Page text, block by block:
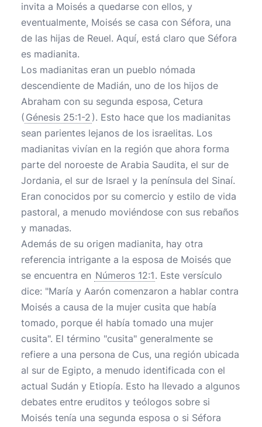
invita a Moisés a quedarse con ellos, y
eventualmente, Moisés se casa con Séfora, una
de las hijas de Reuel. Aquí, está claro que Séfora
es madianita.
Los madianitas eran un pueblo nómada
descendiente de Madián, uno de los hijos de
Abraham con su segunda esposa, Cetura
( Génesis 25:1-2 ). Esto hace que los madianitas
sean parientes lejanos de los israelitas. Los
madianitas vivían en la región que ahora forma
parte del noroeste de Arabia Saudita, el sur de
Jordania, el sur de Israel y la península del Sinaí.
Eran conocidos por su comercio y estilo de vida
pastoral, a menudo moviéndose con sus rebaños
y manadas.
Además de su origen madianita, hay otra
referencia intrigante a la esposa de Moisés que
se encuentra en Números 12:1. Este versículo
dice: "María y Aarón comenzaron a hablar contra
Moisés a causa de la mujer cusita que había
tomado, porque él había tomado una mujer
cusita". El término "cusita" generalmente se
refiere a una persona de Cus, una región ubicada
al sur de Egipto, a menudo identificada con el
actual Sudán y Etiopía. Esto ha llevado a algunos
debates entre eruditos y teólogos sobre si
Moisés tenía una segunda esposa o si Séfora